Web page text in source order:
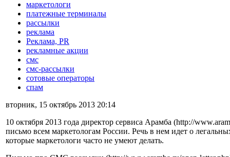
маркетологи
платежные терминалы
рассылки
реклама
Реклама, PR
рекламные акции
смс
смс-рассылки
сотовые операторы
спам
вторник, 15 октябрь 2013 20:14
10 октября 2013 года директор сервиса Арамба (http://
письмо всем маркетологам России. Речь в нем идет о
которые маркетологи часто не умеют делать.